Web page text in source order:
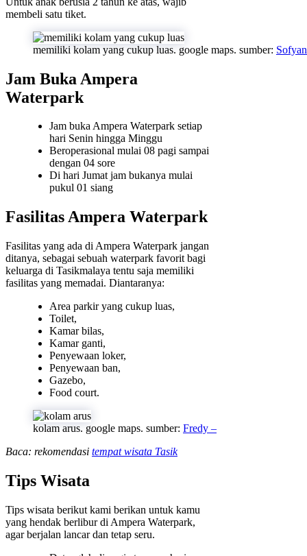
membeli satu tiket.
memiliki kolam yang cukup luas. google maps. sumber:
Jam Buka Ampera
Waterpark
Jam buka Ampera Waterpark setiap
hari Senin hingga Minggu
Beroperasional mulai 08 pagi sampai
dengan 04 sore
Di hari Jumat jam bukanya mulai
pukul 01 siang
Fasilitas Ampera Waterpark
Fasilitas yang ada di Ampera Waterpark jangan
ditanya, sebagai sebuah waterpark favorit bagi
keluarga di Tasikmalaya tentu saja memiliki
fasilitas yang memadai. Diantaranya:
Area parkir yang cukup luas,
Toilet,
Kamar bilas,
Kamar ganti,
Penyewaan loker,
Penyewaan ban,
Gazebo,
Food court.
kolam arus. google maps. sumber: Fredy –
Baca: rekomendasi tempat wisata Tasik
Tips Wisata
Tips wisata berikut kami berikan untuk kamu
yang hendak berlibur di Ampera Waterpark,
agar berjalan lancar dan tetap seru.